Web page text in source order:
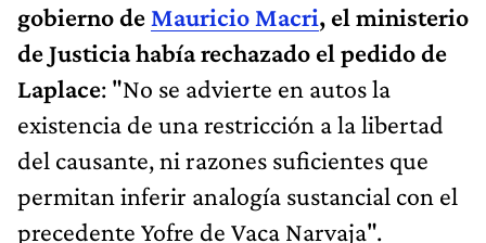
gobierno de Mauricio Macri, el ministerio
de Justicia había rechazado el pedido de
Laplace: "No se advierte en autos la
existencia de una restricción a la libertad
del causante, ni razones suficientes que
permitan inferir analogía sustancial con el
precedente Yofre de Vaca Narvaja".